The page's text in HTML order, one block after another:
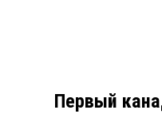
Первый